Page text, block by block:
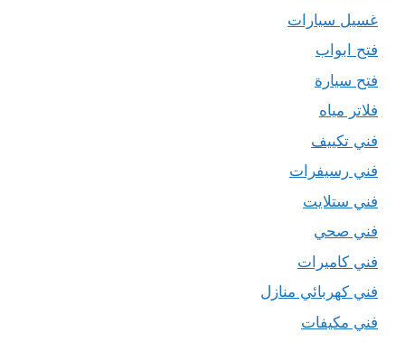
غسيل سيارات
فتح ابواب
فتح سيارة
فلاتر مياه
فني تكييف
فني رسيفرات
فني ستلايت
فني صحي
فني كاميرات
فني كهربائي منازل
فني مكيفات